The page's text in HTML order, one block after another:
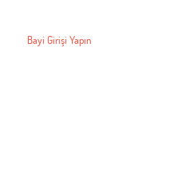
Bayi Girişi Yapın